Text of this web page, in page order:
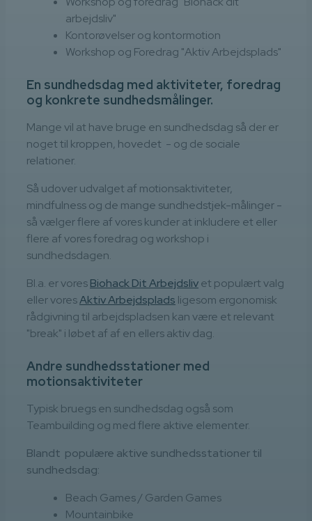
arbejdsliv"
Kontorøvelser og kontormotion
Workshop og Foredrag "Aktiv Arbejdsplads"
En sundhedsdag med aktiviteter, foredrag
og konkrete sundhedsmålinger.
Mange vil at have bruge en sundhedsdag så der er
noget til kroppen, hovedet - og de sociale
relationer.
Så udover udvalget af motionsaktiviteter,
mindfulness og de mange sundhedstjek-målinger -
så vælger flere af vores kunder at inkludere et eller
flere af vores foredrag og workshop i
sundhedsdagen.
Bl.a. er voresBiohack Dit Arbejdslivet populært valg
eller voresAktiv Arbejdsplads ligesom ergonomisk
rådgivning til arbejdspladsen kan være et relevant
"break" i løbet af af en ellers aktiv dag.
Andre sundhedsstationer med
motionsaktiviteter
Typisk bruegs en sundhedsdag også som
Teambuilding og med flere aktive elementer.
Blandt populære aktive sundhedsstationer til
sundhedsdag:
Beach Games / Garden Games
Mountainbike